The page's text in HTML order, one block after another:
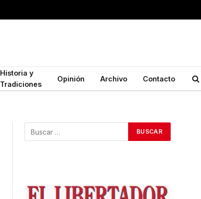
Historia y
Tradiciones
Opinión Archivo Contacto